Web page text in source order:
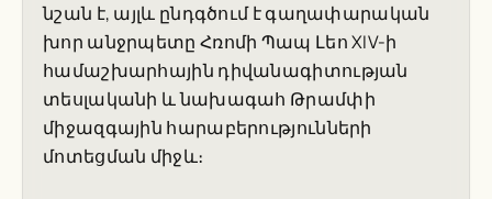
նշան է, այլև ընդգծում է գաղափարական
խոր անջրպետը Հռոմի Պապ Լեո XIV-ի
համաշխարհային դիվանագիտության
տեսլականի և նախագահ Թրամփի
միջազգային հարաբերությունների
մոտեցման միջև։